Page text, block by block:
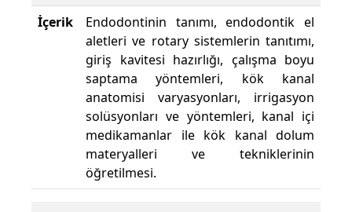
İçerik
Endodontinin tanımı, endodontik el
aletleri ve rotary sistemlerin tanıtımı,
giriş kavitesi hazırlığı, çalışma boyu
saptama yöntemleri, kök kanal
anatomisi varyasyonları, irrigasyon
solüsyonları ve yöntemleri, kanal içi
medikamanlar ile kök kanal dolum
materyalleri ve tekniklerinin
öğretilmesi.